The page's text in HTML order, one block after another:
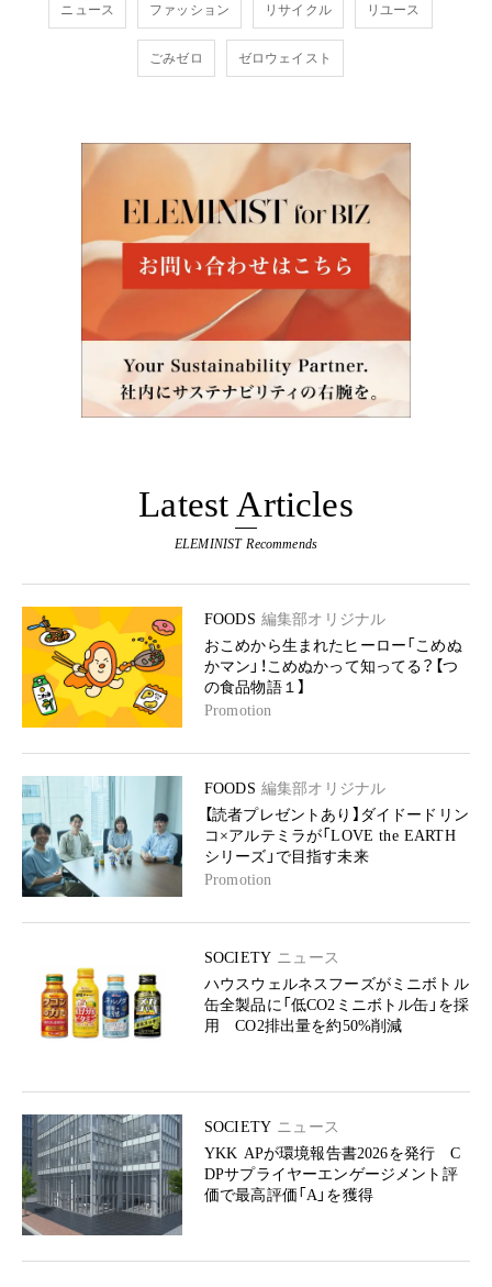
ニュース ファッション リサイクル リユース
ごみゼロ ゼロウェイスト
Latest Articles
ELEMINIST Recommends
FOODS 編集部オリジナル
おこめから生まれたヒーロー「こめぬ
かマン」！こめぬかって知ってる？【つ
の食品物語１】
Promotion
FOODS 編集部オリジナル
【読者プレゼントあり】ダイドードリン
コ×アルテミラが「LOVE the EARTH
シリーズ」で目指す未来
Promotion
SOCIETY ニュース
ハウスウェルネスフーズがミニボトル
缶全製品に「低CO2ミニボトル缶」を採
用 CO2排出量を約50%削減
SOCIETY ニュース
YKK APが環境報告書2026を発行 C
DPサプライヤーエンゲージメント評
価で最高評価「A」を獲得